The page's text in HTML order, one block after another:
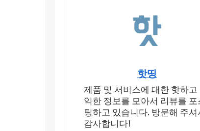
핫띵
제품 및 서비스에 대한 핫하고
익한 정보를 모아서 리뷰를 포
팅하고 있습니다. 방문해 주셔
감사합니다!